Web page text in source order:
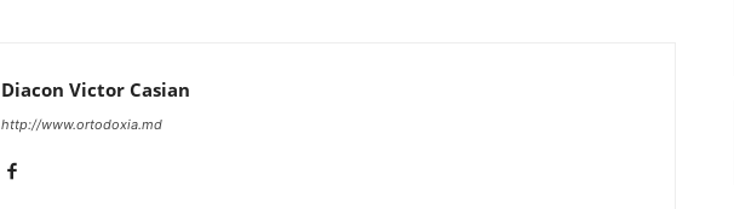
Diacon Victor Casian
http://www.ortodoxia.md